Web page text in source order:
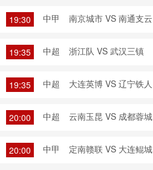
19:30 中甲 南京城市 VS 南通支云
19:35 中超 浙江队 VS 武汉三镇
19:35 中超 大连英博 VS 辽宁铁人
20:00 中超 云南玉昆 VS 成都蓉城
20:00 中甲 定南赣联 VS 大连鲲城